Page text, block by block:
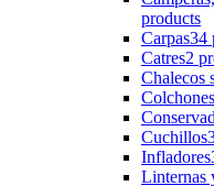
products
Carpas34
Catres2
Chalecos
Cuchillos
Infladores
Linternas